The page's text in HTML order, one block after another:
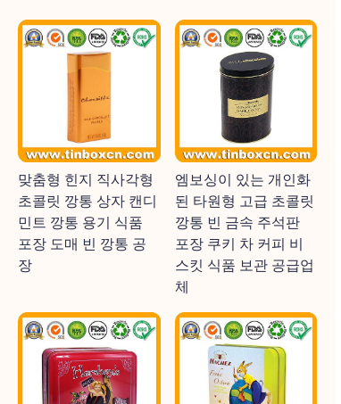
맞춤형 힌지 직사각형
초콜릿 깡통 상자 캔디
민트 깡통 용기 식품
포장 도매 빈 깡통 공
장
엠보싱이 있는 개인화
된 타원형 고급 초콜릿
깡통 빈 금속 주석판
포장 쿠키 차 커피 비
스킷 식품 보관 공급업
체